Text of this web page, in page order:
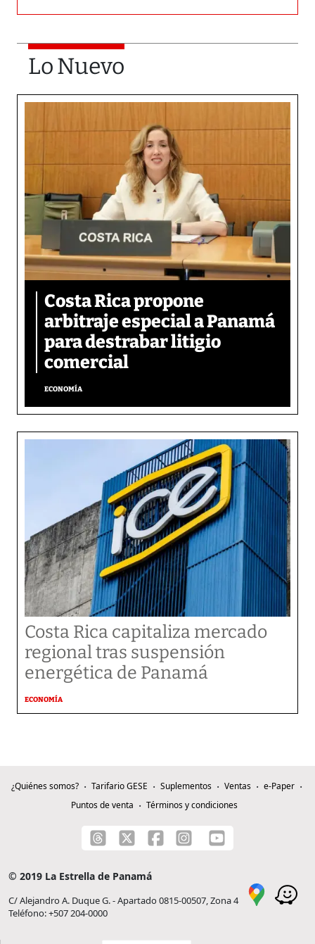
Lo Nuevo
Costa Rica propone
arbitraje especial a Panamá
para destrabar litigio
comercial
ECONOMÍA
Costa Rica capitaliza mercado
regional tras suspensión
energética de Panamá
ECONOMÍA
¿Quiénes somos? Tarifario GESE Suplementos Ventas
e-Paper
Puntos de venta
Términos y condiciones
© 2019 La Estrella de Panamá
C/ Alejandro A. Duque G. - Apartado 0815-00507, Zona 4
Teléfono: +507 204-0000